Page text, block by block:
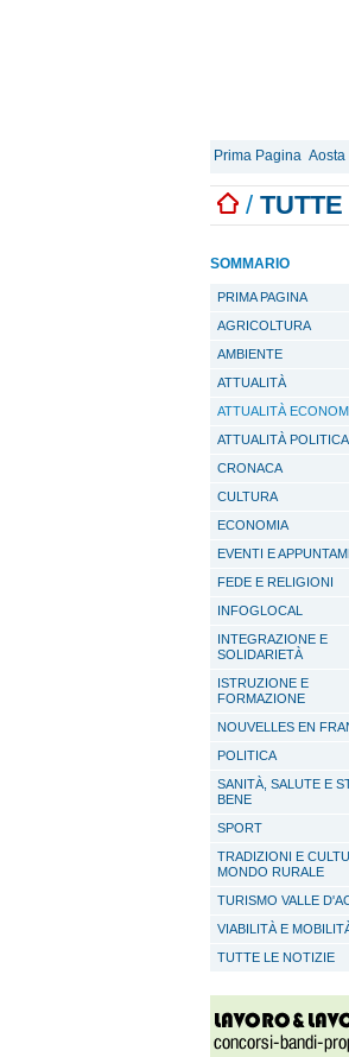
Prima Pagina Aosta
/
SOMMARIO
PRIMA PAGINA
AGRICOLTURA
AMBIENTE
ATTUALITÀ
ATTUALITÀ
ATTUALITÀ POLITICA
CRONACA
CULTURA
ECONOMIA
EVENTI E
FEDE E RELIGIONI
INFOGLOCAL
INTEGRAZIONE E
SOLIDARIETÀ
ISTRUZIONE E
FORMAZIONE
NOUVELLES EN
POLITICA
SANITÀ, SALUTE E
BENE
SPORT
TRADIZIONI E
MONDO RURALE
TURISMO VALLE
VIABILITÀ E
TUTTE LE NOTIZIE